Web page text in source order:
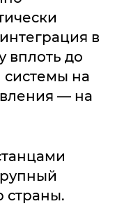
в
вплоть до
на
— на